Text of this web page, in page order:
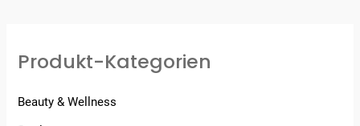
Produkt-Kategorien
Beauty & Wellness